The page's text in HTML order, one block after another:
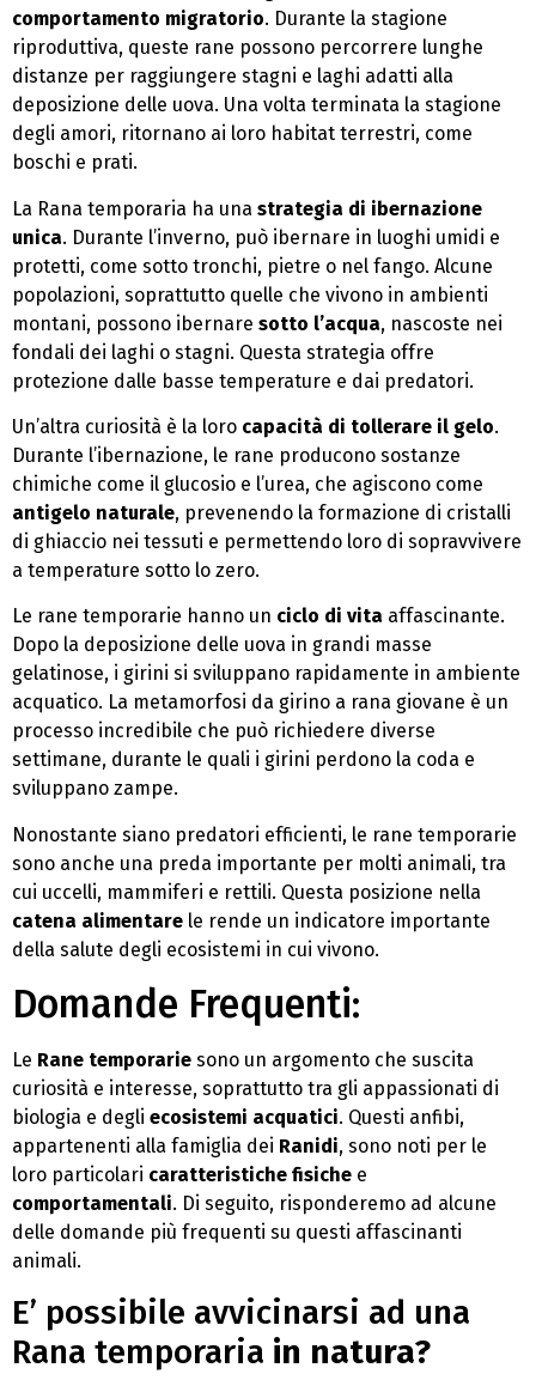
comportamento migratorio. Durante la stagione
riproduttiva, queste rane possono percorrere lunghe
distanze per raggiungere stagni e laghi adatti alla
deposizione delle uova. Una volta terminata la stagione
degli amori, ritornano ai loro habitat terrestri, come
boschi e prati.
La Rana temporaria ha una strategia di ibernazione
unica. Durante l’inverno, può ibernare in luoghi umidi e
protetti, come sotto tronchi, pietre o nel fango. Alcune
popolazioni, soprattutto quelle che vivono in ambienti
montani, possono ibernare sotto l’acqua, nascoste nei
fondali dei laghi o stagni. Questa strategia offre
protezione dalle basse temperature e dai predatori.
Un’altra curiosità è la loro capacità di tollerare il gelo.
Durante l’ibernazione, le rane producono sostanze
chimiche come il glucosio e l’urea, che agiscono come
antigelo naturale, prevenendo la formazione di cristalli
di ghiaccio nei tessuti e permettendo loro di sopravvivere
a temperature sotto lo zero.
Le rane temporarie hanno un ciclo di vita affascinante.
Dopo la deposizione delle uova in grandi masse
gelatinose, i girini si sviluppano rapidamente in ambiente
acquatico. La metamorfosi da girino a rana giovane è un
processo incredibile che può richiedere diverse
settimane, durante le quali i girini perdono la coda e
sviluppano zampe.
Nonostante siano predatori efficienti, le rane temporarie
sono anche una preda importante per molti animali, tra
cui uccelli, mammiferi e rettili. Questa posizione nella
catena alimentare le rende un indicatore importante
della salute degli ecosistemi in cui vivono.
Domande Frequenti:
Le Rane temporarie sono un argomento che suscita
curiosità e interesse, soprattutto tra gli appassionati di
biologia e degli ecosistemi acquatici. Questi anfibi,
appartenenti alla famiglia dei Ranidi, sono noti per le
loro particolari caratteristiche fisiche e
comportamentali. Di seguito, risponderemo ad alcune
delle domande più frequenti su questi affascinanti
animali.
E’ possibile avvicinarsi ad una
Rana temporaria in natura?